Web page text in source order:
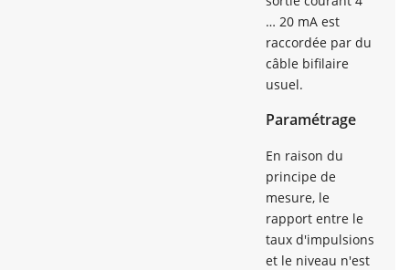
… 20 mA est
raccordée par du
câble bifilaire
usuel.
Paramétrage
En raison du
principe de
mesure, le
rapport entre le
taux d'impulsions
et le niveau n'est